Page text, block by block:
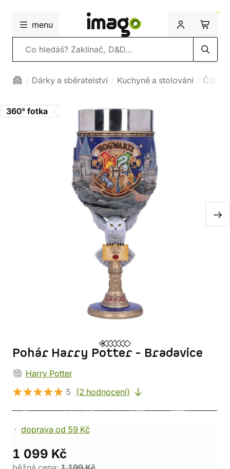
menu
Vyhledávání
Dárky a sběratelství Kuchyně a stolování Číše a
360° fotka
Pohár Harry Potter - Bradavice
Harry Potter
5
(2 hodnocení)
doprava od 59 Kč
1 099 Kč